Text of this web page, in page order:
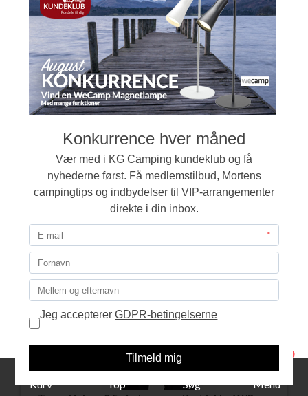
Spray
899,00
449,50
50 %
LÆG I KURVEN
TILBUD
Kurv Top Søg Menu